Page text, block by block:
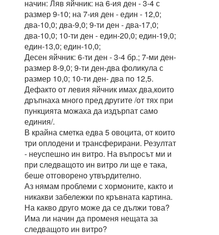
начин: Ляв яйчник: на 6-ия ден - 3-4 с
размер 9-10; на 7-ия ден - един - 12,0;
два-10,0; два-9,0; 9-ти ден - два-17,0;
два-10,0; 10-ти ден - един-20,0; един-19,0;
един-13,0; един-10,0;
Десен яйчник: 6-ти ден - 3-4 бр.; 7-ми ден-
размер 8-9,0; 9-ти ден-два фоликула с
размер 10,0; 10-ти ден- два по 12,5.
Дефакто от левия яйчник имах два,които
дръпнаха много пред другите /от тях при
пункцията можаха да издърпат само
единия/.
В крайна сметка едва 5 овоцита, от които
три оплодени и трансферирани. Резултат
- неуспешно ин витро. На въпросът ми и
при следващото ин витро ли ще е така,
беше отговорено утвърдително.
Аз нямам проблеми с хормоните, както и
никакви забележки по кръвната картина.
На какво друго може да се дължи това?
Има ли начин да променя нещата за
следващото ин витро?